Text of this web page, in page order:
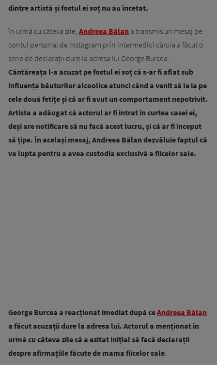
dintre artistă și fostul ei soț nu au încetat.
În urmă cu câteva zile, Andreea Bălan a transmis un mesaj pe
contul personal de Instagram prin intermediul căruia a făcut o
serie de declarații dure la adresa lui George Burcea.
Cântăreața l-a acuzat pe fostul ei soț că s-ar fi aflat sub
influența băuturilor alcoolice atunci când a venit să le ia pe
cele două fetițe și că ar fi avut un comportament nepotrivit.
Artista a adăugat că actorul ar fi intrat în curtea casei ei,
deși are notificare să nu facă acest lucru, și că ar fi început
să țipe. În același mesaj, Andreea Bălan dezvăluie faptul că
va lupta pentru a avea custodia exclusivă a fiicelor sale.
George Burcea a reacționat imediat după ceAndreea Bălan
a făcut acuzații dure la adresa lui. Actorul a menționat în
urmă cu câteva zile că a ezitat inițial să facă declarații
despre afirmațiile făcute de mama fiicelor sale.